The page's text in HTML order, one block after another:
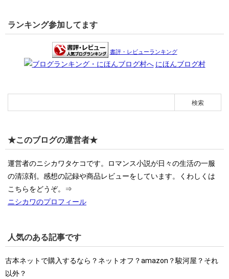
ランキング参加してます
書評・レビューランキング
にほんブログ村
★このブログの運営者★
運営者のニシカワタケコです。ロマンス小説が日々の生活の一服
の清涼剤。感想の記録や商品レビューをしています。くわしくは
こちらをどうぞ。⇒
ニシカワのプロフィール
人気のある記事です
古本ネットで購入するなら？ネットオフ？amazon？駿河屋？それ
以外？